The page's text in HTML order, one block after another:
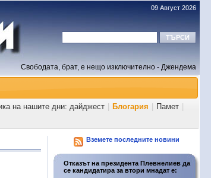
09 Август 2026
Свободата, брат, е нещо изключително - Джендема
на нашите дни: дайджест Блогария Памет
Вземете последните новини
Отказът на президента Плевнелиев да
се кандидатира за втори мнадат е: